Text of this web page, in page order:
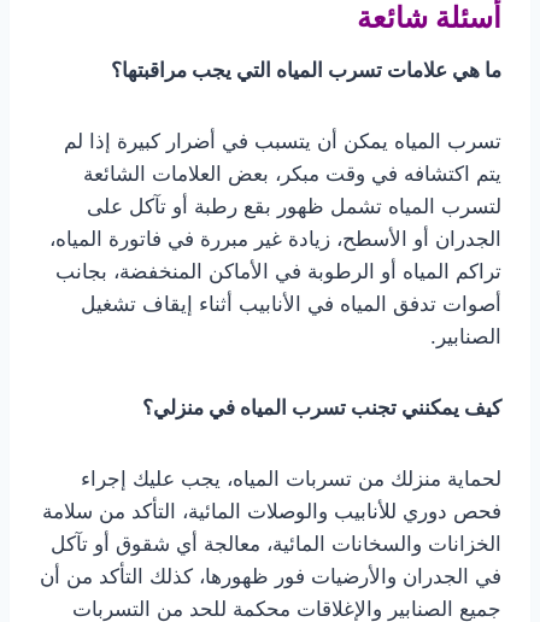
أسئلة شائعة
ما هي علامات تسرب المياه التي يجب مراقبتها؟
تسرب المياه يمكن أن يتسبب في أضرار كبيرة إذا لم
يتم اكتشافه في وقت مبكر، بعض العلامات الشائعة
لتسرب المياه تشمل ظهور بقع رطبة أو تآكل على
الجدران أو الأسطح، زيادة غير مبررة في فاتورة المياه،
تراكم المياه أو الرطوبة في الأماكن المنخفضة، بجانب
أصوات تدفق المياه في الأنابيب أثناء إيقاف تشغيل
الصنابير.
كيف يمكنني تجنب تسرب المياه في منزلي؟
لحماية منزلك من تسربات المياه، يجب عليك إجراء
فحص دوري للأنابيب والوصلات المائية، التأكد من سلامة
الخزانات والسخانات المائية، معالجة أي شقوق أو تآكل
في الجدران والأرضيات فور ظهورها، كذلك التأكد من أن
جميع الصنابير والإغلاقات محكمة للحد من التسربات